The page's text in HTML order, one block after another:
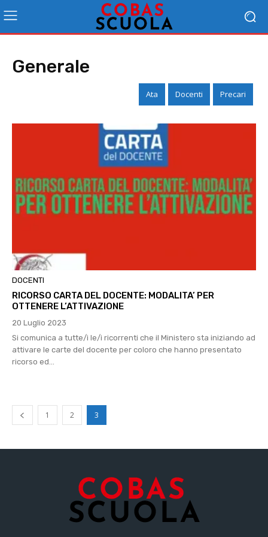
Generale
Ata Docenti Precari
DOCENTI
RICORSO CARTA DEL DOCENTE: MODALITA’ PER
OTTENERE L’ATTIVAZIONE
20 Luglio 2023
Si comunica a tutte/i le/i ricorrenti che il Ministero sta iniziando ad
attivare le carte del docente per coloro che hanno presentato
ricorso ed...
1 2 3